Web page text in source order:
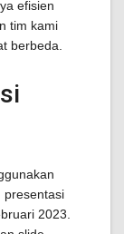
efisien
tim kami
berbeda.
presentasi
2023.